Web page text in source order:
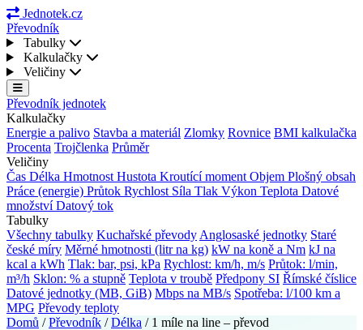
Jednotek.cz
Převodník
Tabulky
Kalkulačky
Veličiny
Převodník jednotek
Kalkulačky
Energie a palivo Stavba a materiál Zlomky Rovnice BMI kalkulačka
Procenta Trojčlenka Průměr
Veličiny
Čas Délka Hmotnost Hustota Kroutící moment Objem Plošný obsah
Práce (energie) Průtok Rychlost Síla Tlak Výkon Teplota Datové
množstvíDatový tok
Tabulky
Všechny tabulky Kuchařské převody Anglosaské jednotky Staré
české míry Měrné hmotnosti (litr na kg) kW na koně a Nm kJ na
kcal a kWh Tlak: bar, psi, kPa Rychlost: km/h, m/s Průtok: l/min,
m³/h Sklon: % a stupně Teplota v troubě Předpony SI Římské číslice
Datové jednotky (MB, GiB) Mbps na MB/s Spotřeba: l/100 km a
MPG Převody teploty
Domů / Převodník / Délka / 1 míle na line – převod